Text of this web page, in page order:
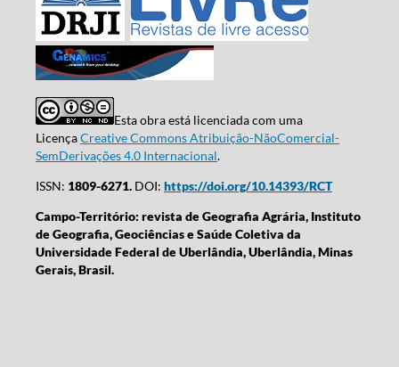
Esta obra está licenciada com uma
LicençaCreative Commons Atribuição-NãoComercial-
SemDerivações 4.0 Internacional.
ISSN: 1809-6271.DOI: https://doi.org/10.14393/RCT
Campo-Território: revista de Geografia Agrária, Instituto
de Geografia, Geociências e Saúde Coletiva da
Universidade Federal de Uberlândia, Uberlândia, Minas
Gerais, Brasil.